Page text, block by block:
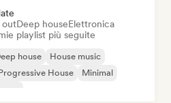
outDeep houseElettronica
playlist più seguite
house
House music
House
Minimal